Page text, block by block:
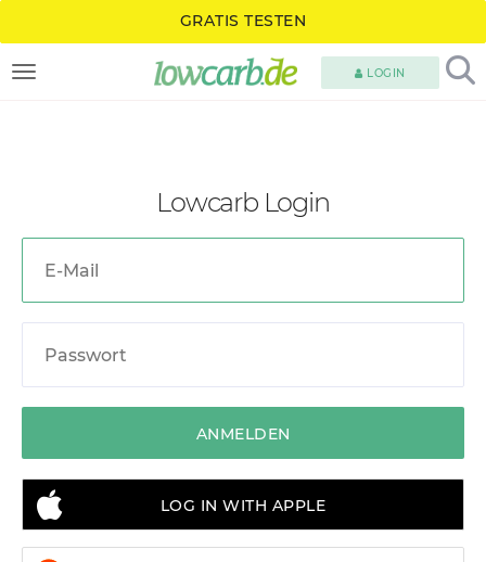
GRATIS TESTEN
TOGGLE NAVIGATION LOGIN
Lowcarb Login
LOG IN WITH APPLE